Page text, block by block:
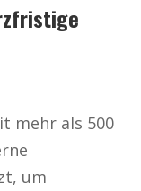
mehr als 500
um